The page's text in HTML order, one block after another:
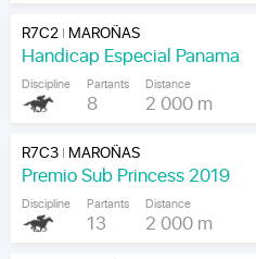
R7C2| MAROÑAS
Handicap Especial Panama
Discipline Partants
8
Distance
2 000 m
R7C3| MAROÑAS
Premio Sub Princess 2019
Discipline Partants
13
Distance
2 000 m